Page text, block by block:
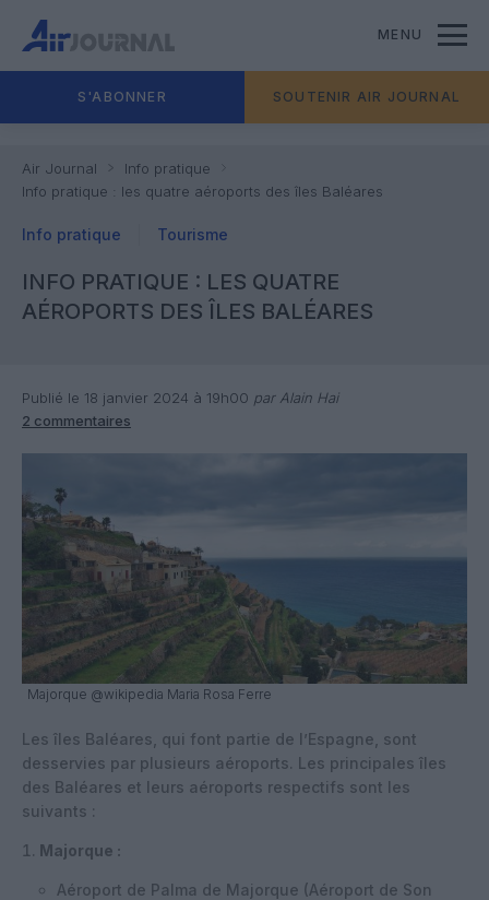
MENU
S'ABONNER SOUTENIR AIR JOURNAL
Air Journal
Info pratique
Info pratique : les quatre aéroports des îles Baléares
Info pratique Tourisme
INFO PRATIQUE : LES QUATRE
AÉROPORTS DES ÎLES BALÉARES
Publié le 18 janvier 2024 à 19h00 par Alain Hai
2 commentaires
Majorque @wikipedia Maria Rosa Ferre
Les îles Baléares, qui font partie de l’Espagne, sont
desservies par plusieurs aéroports. Les principales îles
des Baléares et leurs aéroports respectifs sont les
suivants :
Majorque :
Aéroport de Palma de Majorque (Aéroport de Son